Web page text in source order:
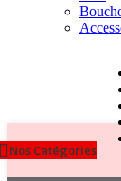
Nos Catégories